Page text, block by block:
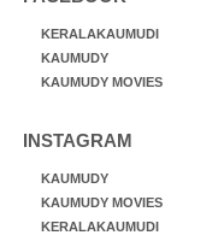
KERALAKAUMUDI
KAUMUDY
KAUMUDY MOVIES
INSTAGRAM
KAUMUDY
KAUMUDY MOVIES
KERALAKAUMUDI